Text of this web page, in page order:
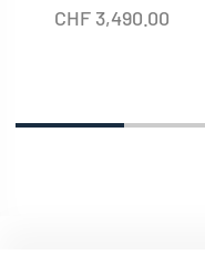
CHF3,490.00